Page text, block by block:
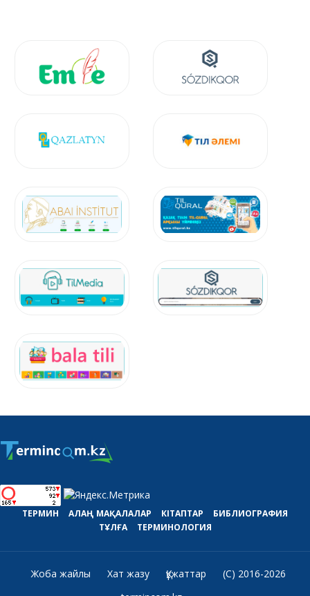
ТЕРМИН АЛАҢ МАҚАЛАЛАР КІТАПТАР
БИБЛИОГРАФИЯ
ТҰЛҒА
ТЕРМИНОЛОГИЯ
Жоба жайлы Хат жазу Құжаттар
(C) 2016-2026